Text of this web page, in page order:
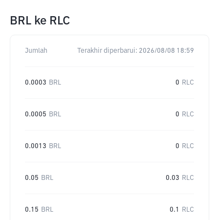
BRL ke RLC
Jumlah Terakhir diperbarui: 2026/08/08 18:59
0.0003 BRL 0 RLC
0.0005 BRL 0 RLC
0.0013 BRL 0 RLC
0.05 BRL 0.03 RLC
0.15 BRL 0.1 RLC